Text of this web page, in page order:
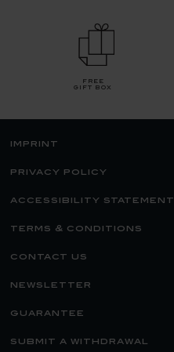
free
gift box
imprint
privacy policy
accessibility statement
terms & conditions
contact us
newsletter
guarantee
submit a withdrawal